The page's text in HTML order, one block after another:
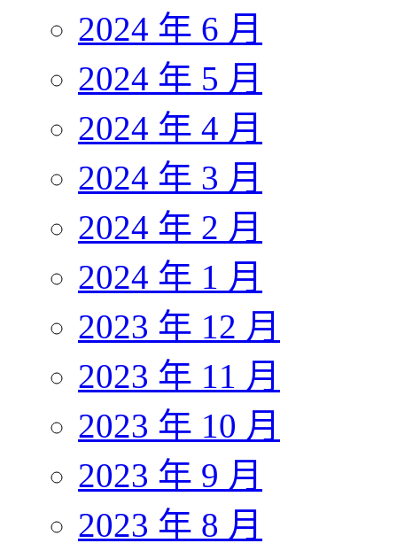
2024 年 6 月
2024 年 5 月
2024 年 4 月
2024 年 3 月
2024 年 2 月
2024 年 1 月
2023 年 12 月
2023 年 11 月
2023 年 10 月
2023 年 9 月
2023 年 8 月